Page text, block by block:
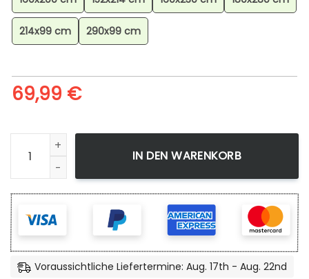
214x99 cm 290x99 cm
69,99 €
Minecraft Steve Im Nether-update-biom Teppich,
IN DEN WARENKORB
Voraussichtliche Liefertermine: Aug. 17th - Aug. 22nd